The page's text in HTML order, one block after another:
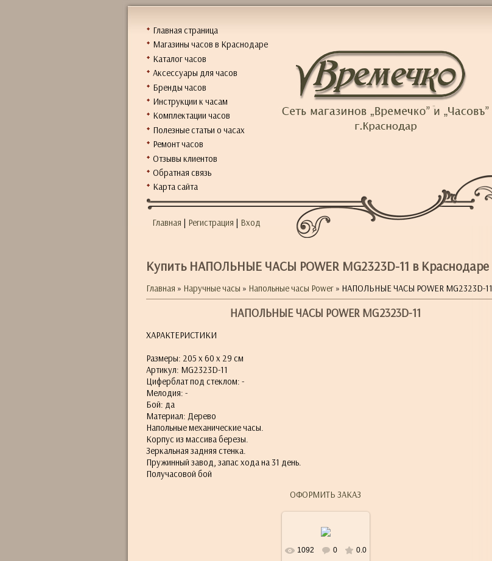
Главная страница
Магазины часов в Краснодаре
Каталог часов
Аксессуары для часов
Бренды часов
Инструкции к часам
Комплектации часов
Полезные статьи о часах
Ремонт часов
Отзывы клиентов
Обратная связь
Карта сайта
Главная | Регистрация | Вход
Купить НАПОЛЬНЫЕ ЧАСЫ POWER MG2323D-11 в Краснодаре
Главная » Наручные часы » Напольные часы Power» НАПОЛЬНЫЕ ЧАСЫ POWER MG2323D-11
НАПОЛЬНЫЕ ЧАСЫ POWER MG2323D-11
ХАРАКТЕРИСТИКИ
Размеры: 205 x 60 x 29 см
Артикул: MG2323D-11
Циферблат под стеклом: -
Мелодия: -
Бой: да
Материал: Дерево
Напольные механические часы.
Корпус из массива березы.
Зеркальная задняя стенка.
Пружинный завод, запас хода на 31 день.
Получасовой бой
ОФОРМИТЬ ЗАКАЗ
В реальном
1092 0 0.0